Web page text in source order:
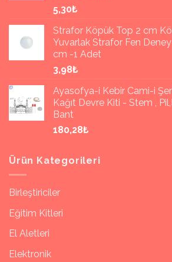
5,30₺
Strafor Köpük Top 2 cm
Yuvarlak Strafor Fen
cm -1 Adet
3,98₺
Ayasofya-i Kebir Cami-i
Kağıt Devre Kiti - Stem ,
Bant
180,28₺
Ürün Kategorileri
Birleştiriciler
Eğitim Kitleri
El Aletleri
Elektronik